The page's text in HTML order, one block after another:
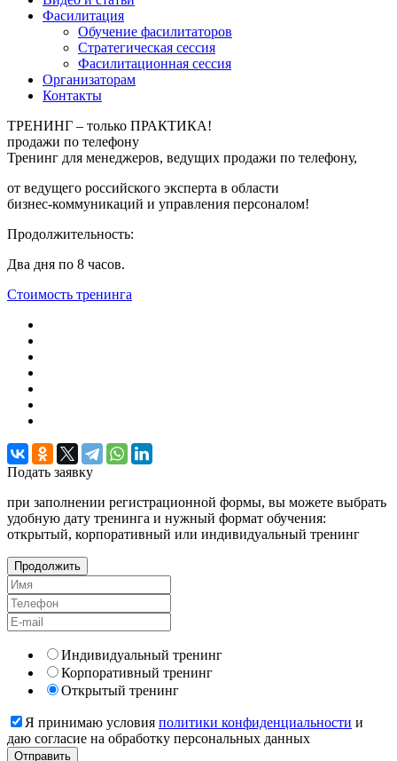
Фасилитация
Обучение фасилитаторов
Стратегическая сессия
Фасилитационная сессия
Организаторам
Контакты
ТРЕНИНГ – только ПРАКТИКА!
продажи по телефону
Тренинг для менеджеров, ведущих продажи по телефону,
от ведущего российского эксперта в области
бизнес‑коммуникаций и управления персоналом!
Продолжительность:
Два дня по 8 часов.
Стоимость тренинга
Подать заявку
при заполнении регистрационной формы, вы можете выбрать
удобную дату тренинга и нужный формат обучения:
открытый, корпоративный или индивидуальный тренинг
Продолжить
Индивидуальный тренинг
Корпоративный тренинг
Открытый тренинг
Я принимаю условия политики конфиденциальности и
даю согласие на обработку персональных данных